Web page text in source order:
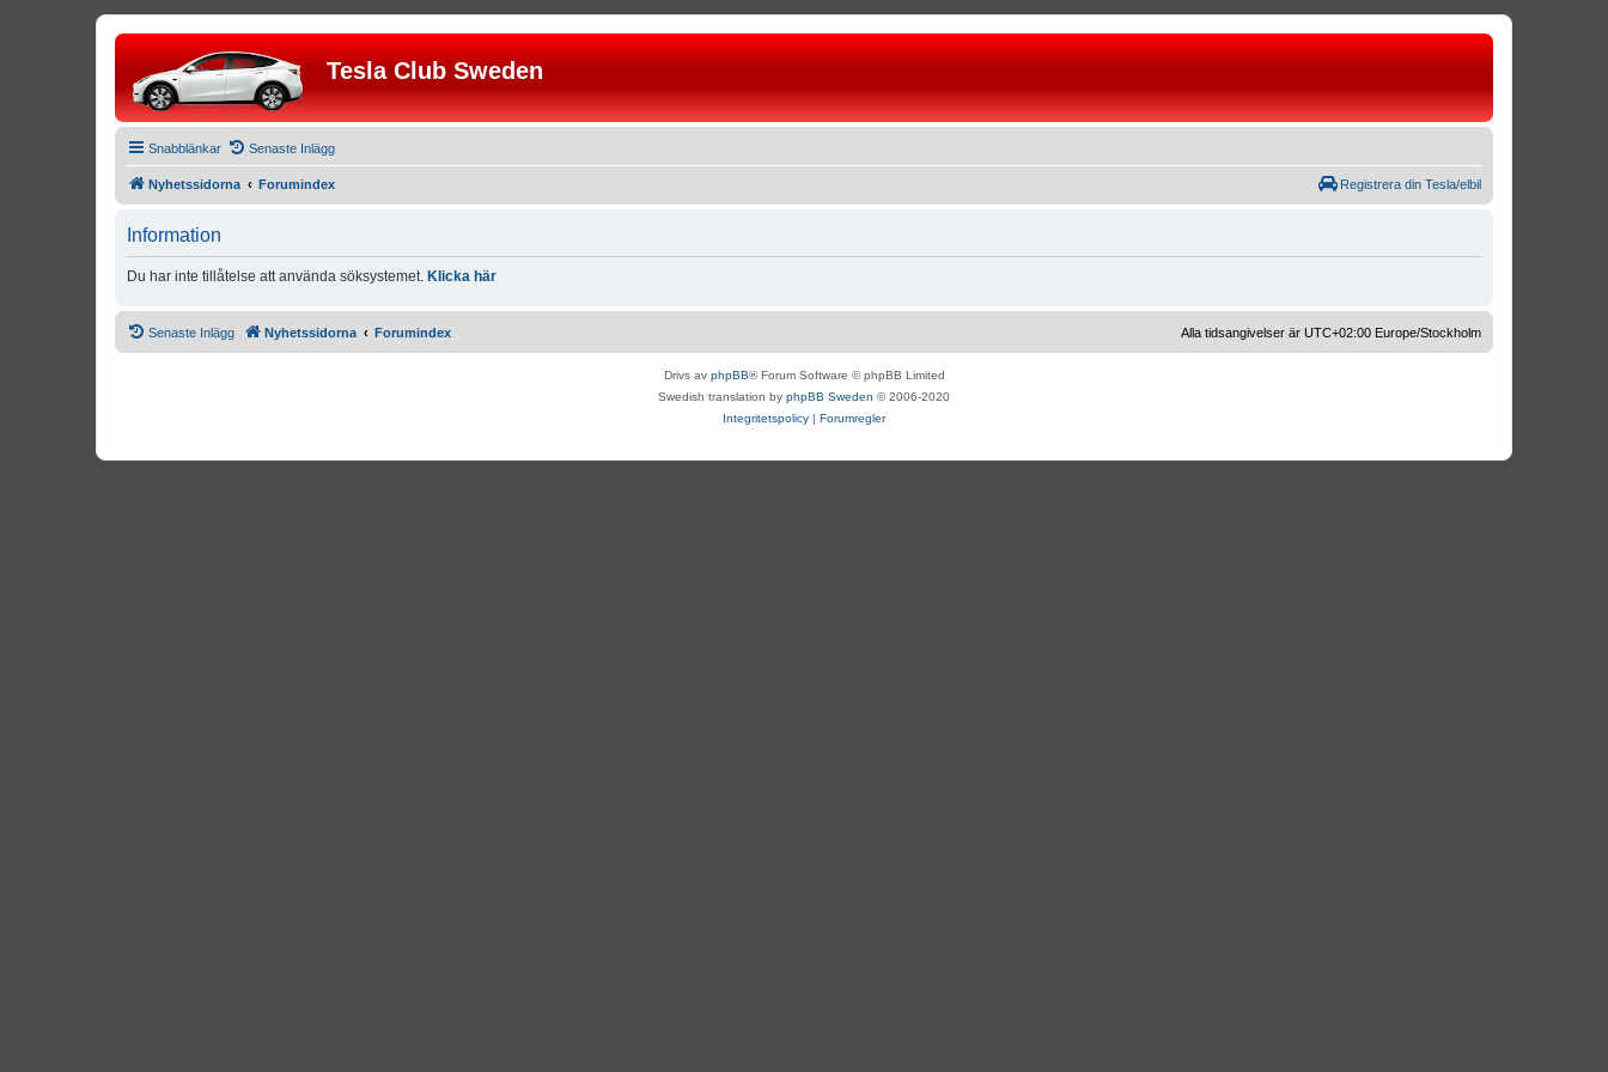
Tesla Club Sweden
Snabblänkar Senaste Inlägg
Nyhetssidorna Forumindex Registrera din Tesla/elbil
Information
Du har inte tillåtelse att använda söksystemet. Klicka här
Senaste Inlägg Nyhetssidorna Forumindex Alla tidsangivelser är UTC+02:00 Europe/Stockholm
Drivs av phpBB® Forum Software © phpBB Limited
Swedish translation by phpBB Sweden © 2006-2020
Integritetspolicy | Forumregler